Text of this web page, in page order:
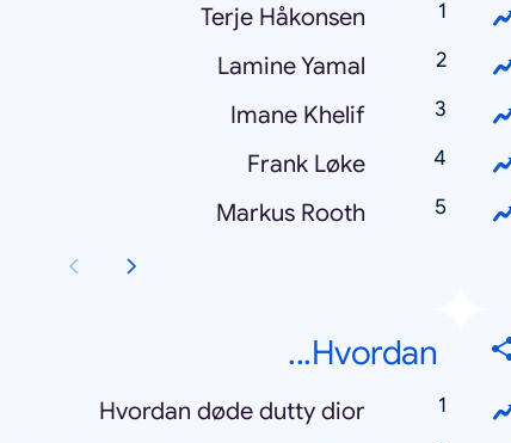
Terje Håkonsen
Lamine Yamal
Imane Khelif
Frank Løke
Markus Rooth
Hvordan...
Hvordan døde dutty dior